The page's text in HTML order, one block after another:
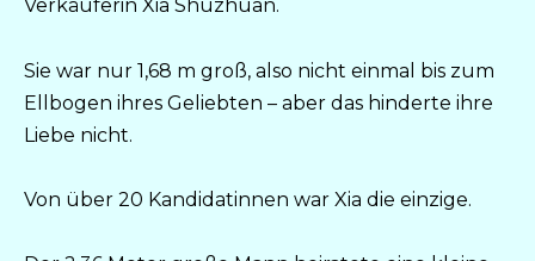
Verkäuferin Xia Shuzhuan.
Sie war nur 1,68 m groß, also nicht einmal bis zum
Ellbogen ihres Geliebten – aber das hinderte ihre
Liebe nicht.
Von über 20 Kandidatinnen war Xia die einzige.